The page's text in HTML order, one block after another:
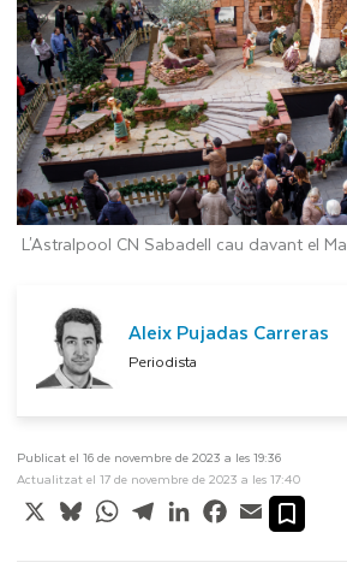
L'Astralpool CN Sabadell cau davant el
Aleix Pujadas Carreras
Periodista
Publicat el 16 de novembre de 2023 a les 19:36
Actualitzat el 17 de novembre de 2023 a les 17:40
X BlueskyWhatsApp
TelegramLinkedInFacebook
Email